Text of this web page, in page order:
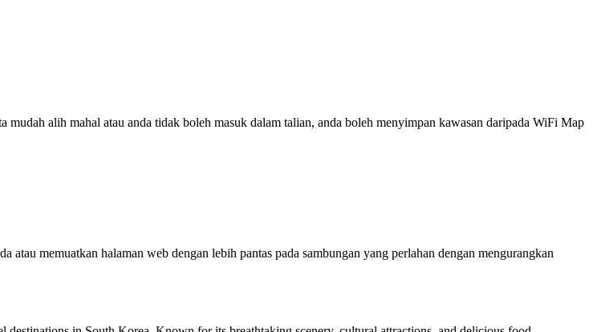
alih mahal atau anda tidak boleh masuk dalam talian, anda boleh menyimpan kawasan daripada WiFi Map
memuatkan halaman web dengan lebih pantas pada sambungan yang perlahan dengan mengurangkan